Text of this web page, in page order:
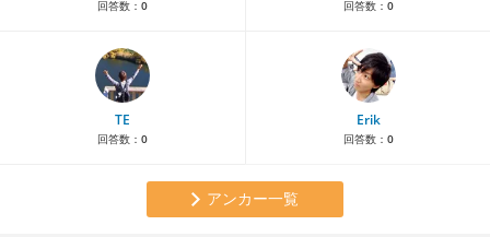
回答数： 0 回答数： 0
TE
回答数： 0
Erik
回答数： 0
アンカー一覧